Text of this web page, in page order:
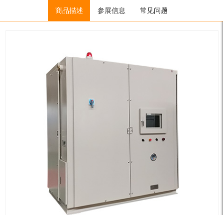
低温冷冻机（低温流体）/低温制冷循环器/ LTZ11-10W
商品描述 参展信息 常见问题